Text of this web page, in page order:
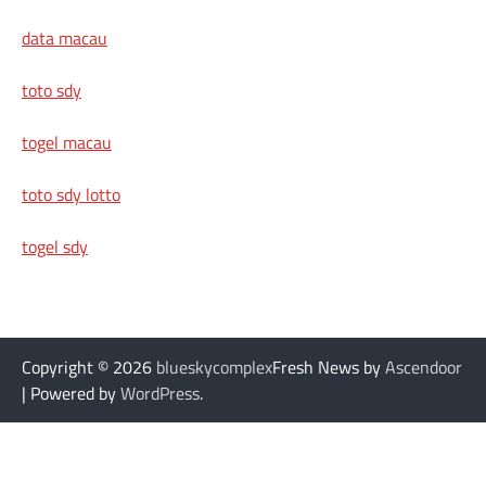
data macau
toto sdy
togel macau
toto sdy lotto
togel sdy
Copyright © 2026 blueskycomplexFresh News byAscendoor
| Powered byWordPress.